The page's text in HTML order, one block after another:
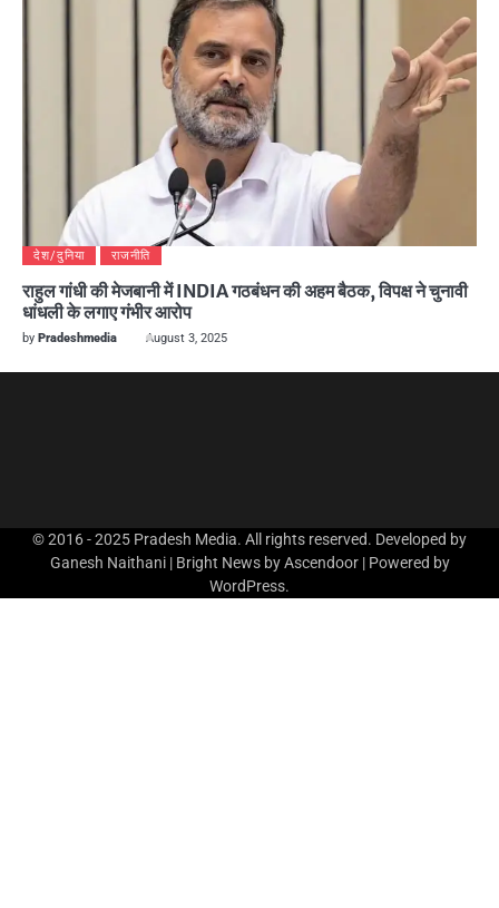
देश/दुनिया राजनीति
राहुल गांधी की मेजबानी में INDIA गठबंधन की अहम बैठक, विपक्ष ने चुनावी
धांधली के लगाए गंभीर आरोप
by Pradeshmedia August 3, 2025
© 2016 - 2025 Pradesh Media. All rights reserved. Developed by
Ganesh Naithani | Bright News byAscendoor| Powered by
WordPress.